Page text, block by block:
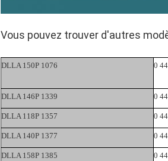
Vous pouvez trouver d'autres
DLLA 150P 1076 0
DLLA 146P 1339 0
DLLA 118P 1357 0
DLLA 140P 1377 0
DLLA 158P 1385 0